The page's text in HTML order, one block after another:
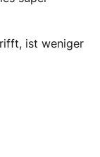
ist weniger